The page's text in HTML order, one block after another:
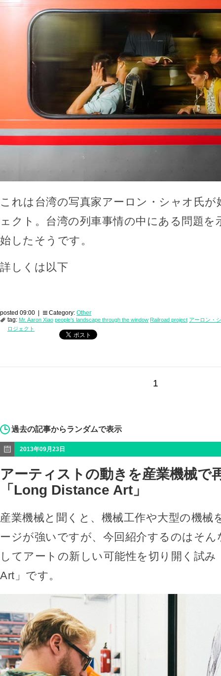
これは台湾の写真家アーロン・シャオ氏が
ェクト。台湾の列車事情の中にある問題を
始したそうです。
詳しくは以下
posted 09:00 | Category: Other
tag: Mr. Aaron Xiao people's landscape through the window Railroad project アーロン・
ロジェクト
1
過去の記事からランダムで表示
2013年09月23日
アーティストの動きを産業機械で
「Long Distance Art」
産業機械と聞くと、機械工作や大型の機械
ージが強いですが、今回紹介するのはそん
してアートの新しい可能性を切り開く試み
Art」です。